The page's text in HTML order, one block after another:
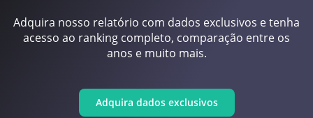
Adquira nosso relatório com dados exclusivos e tenha
acesso ao ranking completo, comparação entre os
anos e muito mais.
Adquira dados exclusivos